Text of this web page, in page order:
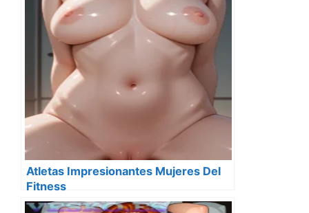
Atletas Impresionantes Mujeres Del
Fitness